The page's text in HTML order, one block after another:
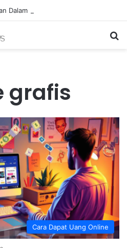
grafis
Cara Dapat Uang Online